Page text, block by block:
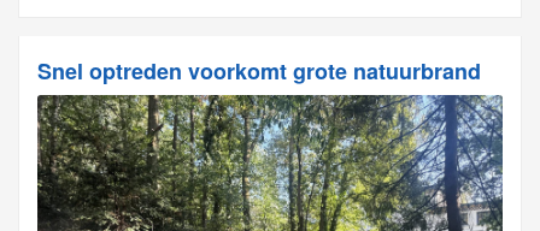
Snel optreden voorkomt grote natuurbrand